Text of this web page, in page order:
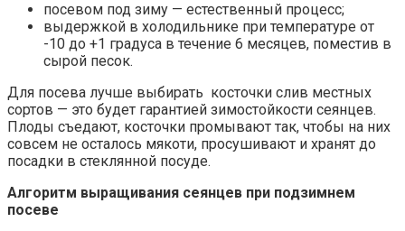
посевом под зиму — естественный процесс;
выдержкой в холодильнике при температуре от
-10 до +1 градуса в течение 6 месяцев, поместив в
сырой песок.
Для посева лучше выбирать косточки слив местных
сортов — это будет гарантией зимостойкости сеянцев.
Плоды съедают, косточки промывают так, чтобы на них
совсем не осталось мякоти, просушивают и хранят до
посадки в стеклянной посуде.
Алгоритм выращивания сеянцев при подзимнем
посеве